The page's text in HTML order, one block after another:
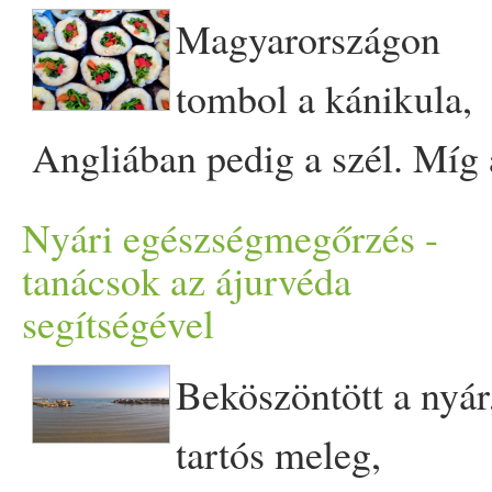
vagy uborka is.… The post
tárolva hetekig friss marad
Magyarországon
tombol a kánikula,
Angliában pedig a szél. Míg
szigetlakók örülnek ha
élvezhetnek legalább 20
fokot, a magyaroknak szépen
kijut a 30 fok feletti
hőmérsékletből. A következő
Nyári egészségmegőrzés -
tanácsok az ájurvéda
segítségével
Beköszöntött a
tartós meleg,